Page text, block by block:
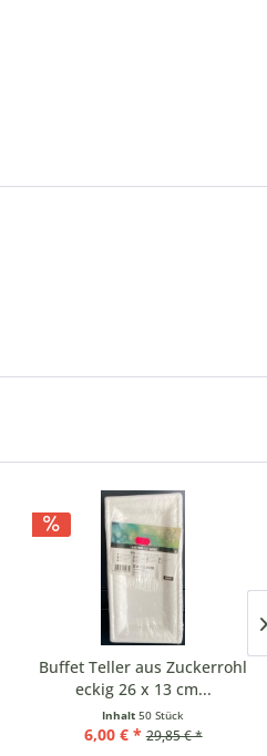
Buffet Teller aus Zuckerrohl
eckig 26 x 13 cm...
Inhalt50 Stück
6,00 € * 29,85 € *